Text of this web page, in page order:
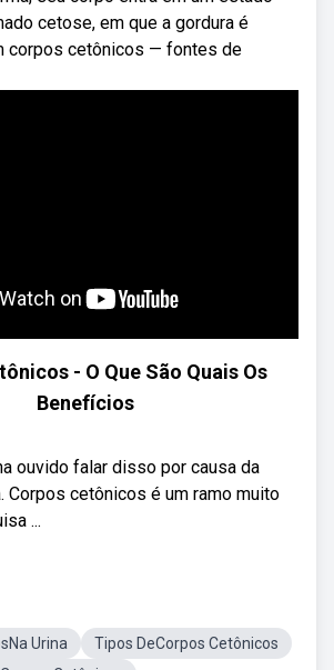
cetose, em que a gordura é
corpos cetônicos — fontes de
- O Que São Quais Os
Benefícios
ouvido falar disso por causa da
Corpos cetônicos é um ramo muito
...
Urina
Tipos DeCorpos Cetônicos